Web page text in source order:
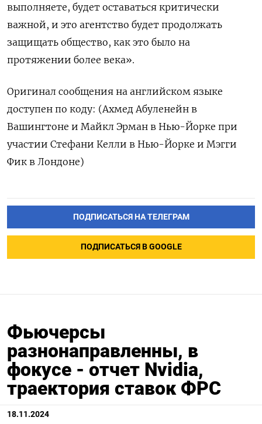
выполняете, будет оставаться критически
важной, и это агентство будет продолжать
защищать общество, как это было на
протяжении более века».
Оригинал сообщения на английском языке
доступен по коду: (Ахмед Абуленейн в
Вашингтоне и Майкл Эрман в Нью-Йорке при
участии Стефани Келли в Нью-Йорке и Мэгги
Фик в Лондоне)
ПОДПИСАТЬСЯ НА ТЕЛЕГРАМ
ПОДПИСАТЬСЯ В GOOGLE
Фьючерсы
разнонаправленны, в
фокусе - отчет Nvidia,
траектория ставок ФРС
18.11.2024